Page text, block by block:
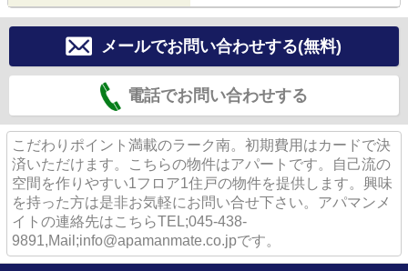
メールでお問い合わせする(無料)
電話でお問い合わせする
こだわりポイント満載のラーク南。初期費用はカードで決
済いただけます。こちらの物件はアパートです。自己流の
空間を作りやすい1フロア1住戸の物件を提供します。興味
を持った方は是非お気軽にお問い合せ下さい。アパマンメ
イトの連絡先はこちらTEL;045-438-
9891,Mail;info@apamanmate.co.jpです。